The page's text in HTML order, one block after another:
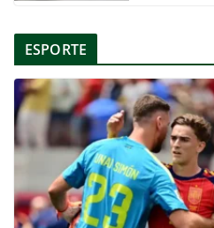
ESPORTE